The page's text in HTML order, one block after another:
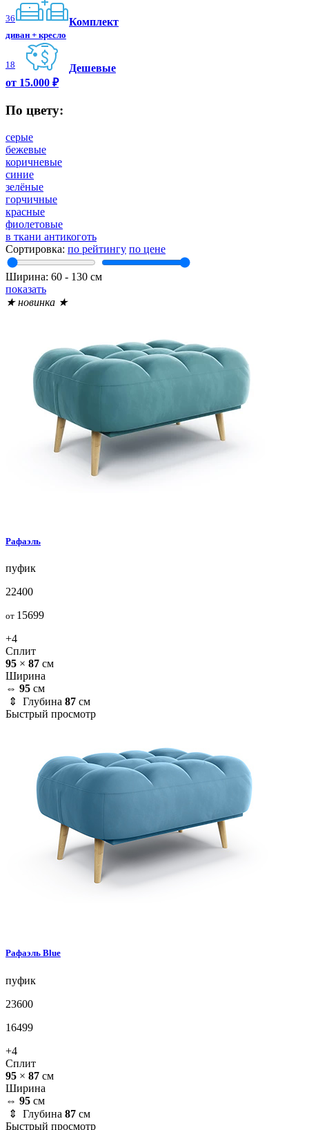
36 Комплект
диван + кресло
18
Дешевые
от 15.000 ₽
По цвету:
серые
бежевые
коричневые
синие
зелёные
горчичные
красные
фиолетовые
в ткани антикоготь
Сортировка: по рейтингу по цене
Ширина: 60 ‐ 130 см
показать
★ новинка ★
Рафаэль
пуфик
22400
от 15699
+4
Сплит
95 × 87 см
Ширина
⇔ 95 см
⇕ Глубина 87 см
Быстрый просмотр
Рафаэль Blue
пуфик
23600
16499
+4
Сплит
95 × 87 см
Ширина
⇔ 95 см
⇕ Глубина 87 см
Быстрый просмотр